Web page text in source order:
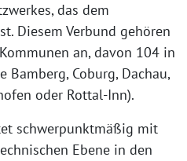
das dem
Diesem Verbund gehören
an, davon 104 in
Bamberg, Coburg, Dachau,
oder Rottal-Inn).
schwerpunktmäßig mit
Ebene in den